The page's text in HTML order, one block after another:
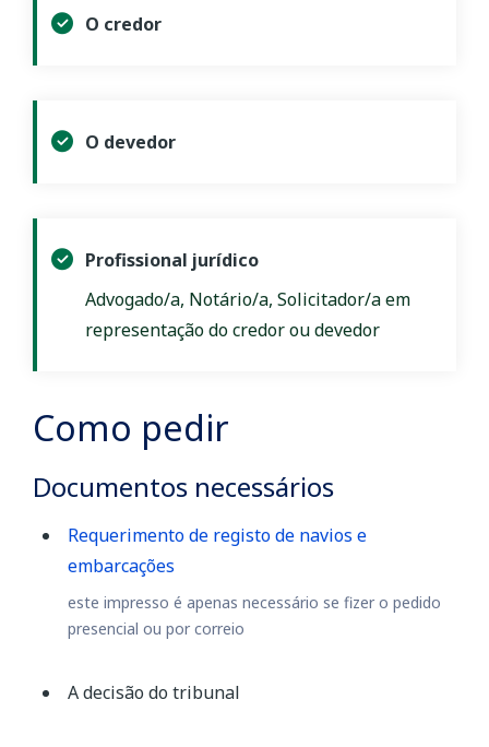
O credor
O devedor
Profissional jurídico
Advogado/a, Notário/a, Solicitador/a em
representação do credor ou devedor
Como pedir
Documentos necessários
Requerimento de registo de navios e
embarcações
este impresso é apenas necessário se fizer o pedido
presencial ou por correio
A decisão do tribunal